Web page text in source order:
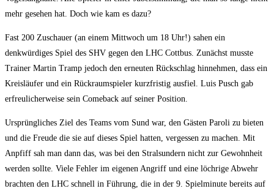
mehr gesehen hat. Doch wie kam es dazu?
Fast 200 Zuschauer (an einem Mittwoch um 18 Uhr!) sahen ein
denkwürdiges Spiel des SHV gegen den LHC Cottbus. Zunächst musste
Trainer Martin Tramp jedoch den erneuten Rückschlag hinnehmen, dass ein
Kreisläufer und ein Rückraumspieler kurzfristig ausfiel. Luis Pusch gab
erfreulicherweise sein Comeback auf seiner Position.
Ursprüngliches Ziel des Teams vom Sund war, den Gästen Paroli zu bieten
und die Freude die sie auf dieses Spiel hatten, vergessen zu machen. Mit
Anpfiff sah man dann das, was bei den Stralsundern nicht zur Gewohnheit
werden sollte. Viele Fehler im eigenen Angriff und eine löchrige Abwehr
brachten den LHC schnell in Führung, die in der 9. Spielminute bereits auf